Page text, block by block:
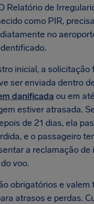
Relatório de
como PIR,
no
inicial, a solicitação
ser enviada dentro
danificada ou em
estiver atrasada.
de 21 dias, ela
e o passageiro
a reclamação de
voo.
obrigatórios e valem
atrasos e perdas.